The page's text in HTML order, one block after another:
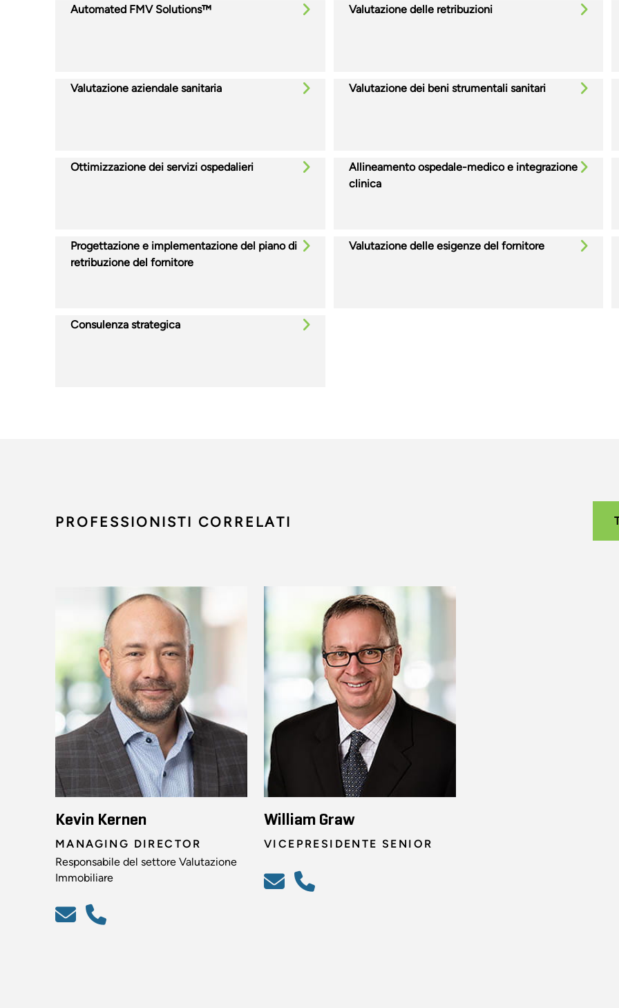
Automated FMV Solutions™ Valutazione delle retribuzioni
Valutazione aziendale sanitaria Valutazione dei beni strumentali sanitari
Ottimizzazione dei servizi ospedalieri
Allineamento ospedale-medico e integrazione
clinica
Progettazione e implementazione del piano di
retribuzione del fornitore
Valutazione delle esigenze del fornitore
Consulenza strategica
PROFESSIONISTI CORRELATI
Kevin Kernen
MANAGING DIRECTOR
Responsabile del settore Valutazione
Immobiliare
William Graw
VICEPRESIDENTE SENIOR